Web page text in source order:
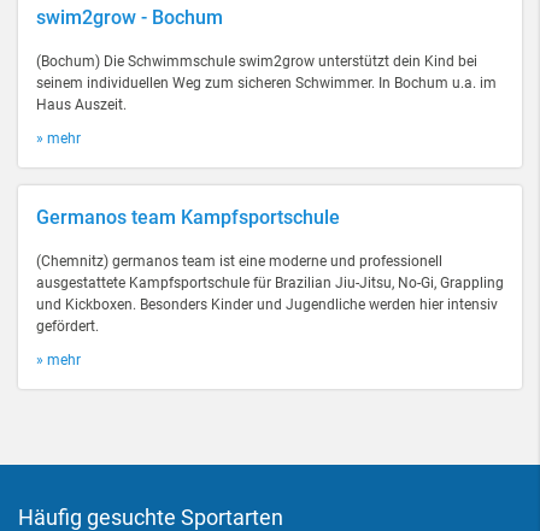
swim2grow - Bochum
(Bochum) Die Schwimmschule swim2grow unterstützt dein Kind bei
seinem individuellen Weg zum sicheren Schwimmer. In Bochum u.a. im
Haus Auszeit.
» mehr
Germanos team Kampfsportschule
(Chemnitz) germanos team ist eine moderne und professionell
ausgestattete Kampfsportschule für Brazilian Jiu-Jitsu, No-Gi, Grappling
und Kickboxen. Besonders Kinder und Jugendliche werden hier intensiv
gefördert.
» mehr
Häufig gesuchte Sportarten